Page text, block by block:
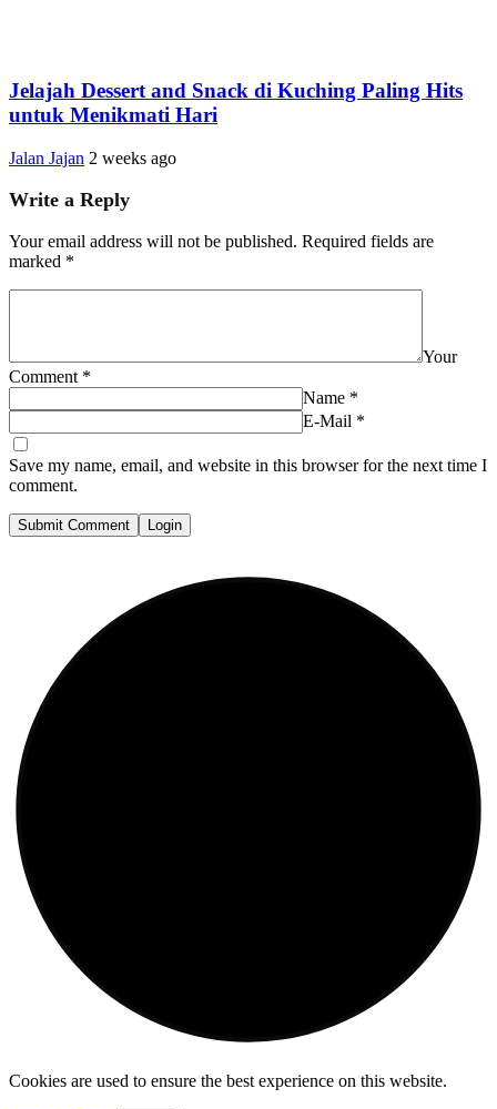
Jelajah Dessert and Snack di Kuching Paling Hits
untuk Menikmati Hari
Jalan Jajan 2 weeks ago
Write a Reply
Your email address will not be published. Required fields are
marked *
Your
Comment *
Name *
E-Mail *
Save my name, email, and website in this browser for the next time I
comment.
Submit Comment Login
Cookies are used to ensure the best experience on this website.